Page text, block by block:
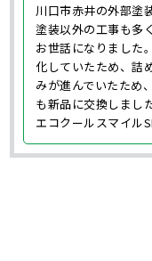
川口市赤井の外部塗
塗装以外の工事も多
お世話になりました
化していたため、詰
みが進んでいたため
も新品に交換しまし
エコクールスマイル